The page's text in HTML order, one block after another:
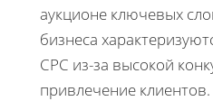
аукционе ключевых
бизнеса
CPC из-за высокой
привлечение клиентов.